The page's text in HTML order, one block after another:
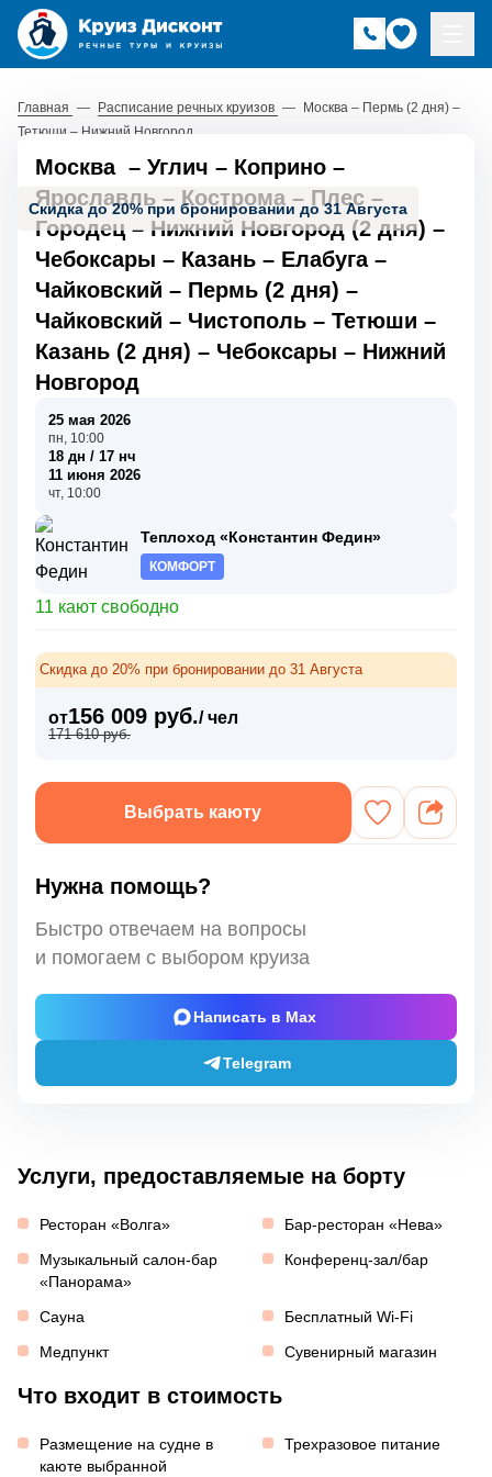
Главная — Расписание речных круизов — Москва – Пермь (2 дня) –
Тетюши – Нижний Новгород
Скидка до 20% при бронировании до 31 Августа
Москва – Углич – Коприно –
Ярославль – Кострома – Плес –
Городец– Нижний Новгород (2 дня) –
Чебоксары – Казань – Елабуга–
Чайковский – Пермь (2 дня) –
Чайковский – Чистополь – Тетюши –
Казань (2 дня) – Чебоксары – Нижний
Новгород
25 мая 2026
пн, 10:00
18 дн / 17 нч
11 июня 2026
чт, 10:00
Теплоход «Константин Федин»
КОМФОРТ
11 кают свободно
Скидка до 20% при бронировании до 31 Августа
от156 009 руб./ чел
171 610 руб.
Выбрать каюту
Нужна помощь?
Быстро отвечаем на вопросы
и помогаем с выбором круиза
Написать в Max
Telegram
Услуги, предоставляемые на борту
Ресторан «Волга»
Бар-ресторан «Нева»
Музыкальный салон-бар
«Панорама»
Конференц-зал/бар
Сауна
Бесплатный Wi-Fi
Медпункт
Сувенирный магазин
Что входит в стоимость
Размещение на судне в
каюте выбранной
Трехразовое питание